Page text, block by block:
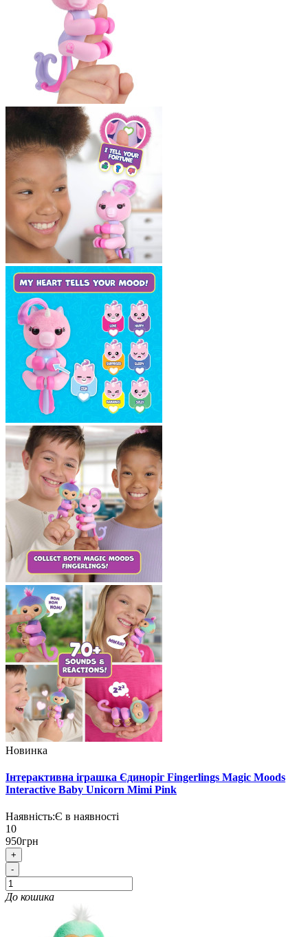
Новинка
Інтерактивна іграшка Єдиноріг Fingerlings Magic Moods
Interactive Baby Unicorn Mimi Pink
Наявність:Є в наявності
10
950грн
+
-
До кошика